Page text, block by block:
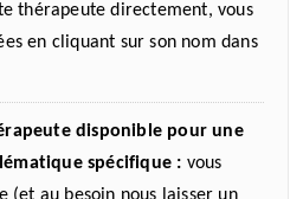
thérapeute directement, vous
en cliquant sur son nom dans
disponible pour une
spécifique : vous